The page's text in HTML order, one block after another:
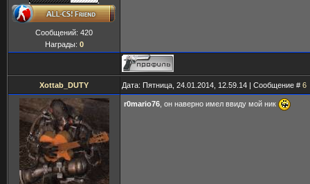
Сообщений: 420
Награды: 0
Xottab_DUTY Дата: Пятница, 24.01.2014, 12.59.14 | Сообщение # 6
r0mario76 , он наверно имел ввиду мой ник